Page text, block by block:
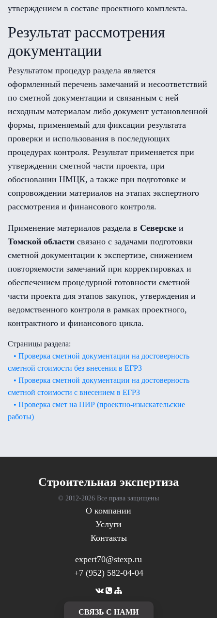
утверждением в составе проектного комплекта.
Результат рассмотрения
документации
Результатом процедур раздела является
оформленный перечень замечаний и несоответствий
по сметной документации и связанным с ней
исходным материалам либо документ установленной
формы, применяемый для фиксации результата
проверки и использования в последующих
процедурах контроля. Результат применяется при
утверждении сметной части проекта, при
обосновании НМЦК, а также при подготовке и
сопровождении материалов на этапах экспертного
рассмотрения и финансового контроля.
Применение материалов раздела в Северске и
Томской области связано с задачами подготовки
сметной документации к экспертизе, снижением
повторяемости замечаний при корректировках и
обеспечением процедурной готовности сметной
части проекта для этапов закупок, утверждения и
ведомственного контроля в рамках проектного,
контрактного и финансового цикла.
Страницы раздела:
• Проверка сметной документации на достоверность
сметной стоимости без внесения в ЕГРЗ
• Проверка сметной документации на достоверность
сметной стоимости с внесением в ЕГРЗ
• Проверка смет на ПИР (проектно-изыскательские
работы)
Cтроительная экспертиза
© 2012-2026 Все права защищены
О компании
Услуги
Контакты
expert70@stexp.ru
+7 (952) 582-04-04
CВЯЗЬ С НАМИ